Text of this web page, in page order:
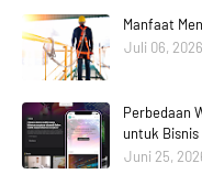
Manfaat
Juli 06, 2026
Perbedaan
untuk Bisnis
Juni 25,